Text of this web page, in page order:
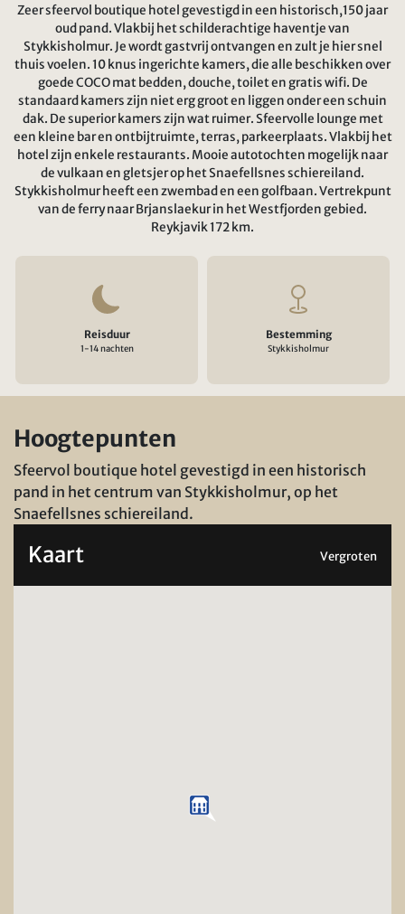
Zeer sfeervol boutique hotel gevestigd in een historisch,150 jaar
oud pand. Vlakbij het schilderachtige haventje van
Stykkisholmur. Je wordt gastvrij ontvangen en zult je hier snel
thuis voelen. 10 knus ingerichte kamers, die alle beschikken over
goede COCO mat bedden, douche, toilet en gratis wifi. De
standaard kamers zijn niet erg groot en liggen onder een schuin
dak. De superior kamers zijn wat ruimer. Sfeervolle lounge met
een kleine bar en ontbijtruimte, terras, parkeerplaats. Vlakbij het
hotel zijn enkele restaurants. Mooie autotochten mogelijk naar
de vulkaan en gletsjer op het Snaefellsnes schiereiland.
Stykkisholmur heeft een zwembad en een golfbaan. Vertrekpunt
van de ferry naar Brjanslaekur in het Westfjorden gebied.
Reykjavik 172 km.
Reisduur
1-14 nachten
Bestemming
Stykkisholmur
Hoogtepunten
Sfeervol boutique hotel gevestigd in een historisch
pand in het centrum van Stykkisholmur, op het
Snaefellsnes schiereiland.
Kaart Vergroten